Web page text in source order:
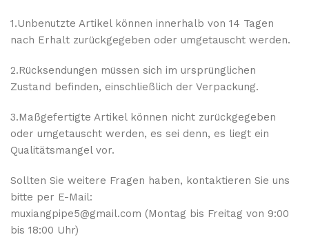
1.Unbenutzte Artikel können innerhalb von 14 Tagen
nach Erhalt zurückgegeben oder umgetauscht werden.
2.Rücksendungen müssen sich im ursprünglichen
Zustand befinden, einschließlich der Verpackung.
3.Maßgefertigte Artikel können nicht zurückgegeben
oder umgetauscht werden, es sei denn, es liegt ein
Qualitätsmangel vor.
Sollten Sie weitere Fragen haben, kontaktieren Sie uns
bitte per E-Mail:
muxiangpipe5@gmail.com (Montag bis Freitag von 9:00
bis 18:00 Uhr)